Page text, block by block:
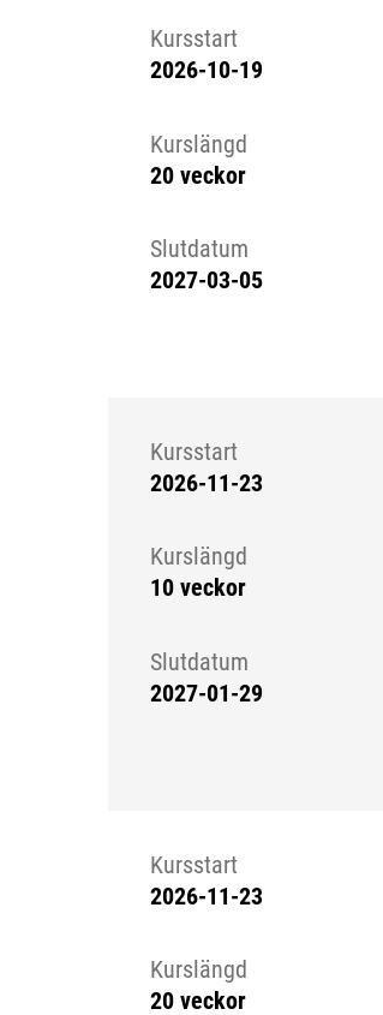
Kursstart
2026-10-19
Kurslängd
20 veckor
Slutdatum
2027-03-05
Kursstart
2026-11-23
Kurslängd
10 veckor
Slutdatum
2027-01-29
Kursstart
2026-11-23
Kurslängd
20 veckor